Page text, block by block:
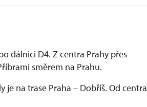
dálnici D4. Z centra Prahy přes
směrem na Prahu.
na trase Praha – Dobříš. Od centra